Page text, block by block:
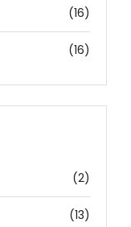
(16)
(16)
(2)
(13)